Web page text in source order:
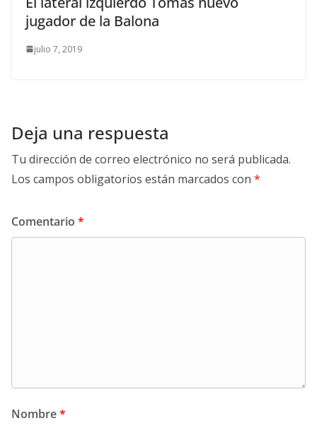
jugador de la Balona
julio 7, 2019
Deja una respuesta
Tu dirección de correo electrónico no será publicada.
Los campos obligatorios están marcados con *
Comentario *
Nombre*